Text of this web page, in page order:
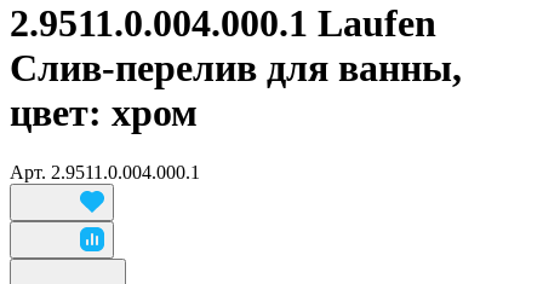
2.9511.0.004.000.1 Laufen
Слив-перелив для ванны,
цвет: хром
Арт. 2.9511.0.004.000.1